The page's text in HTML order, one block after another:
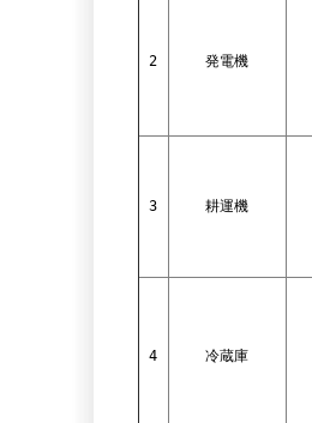
2 発電機
3 耕運機
4 冷蔵庫